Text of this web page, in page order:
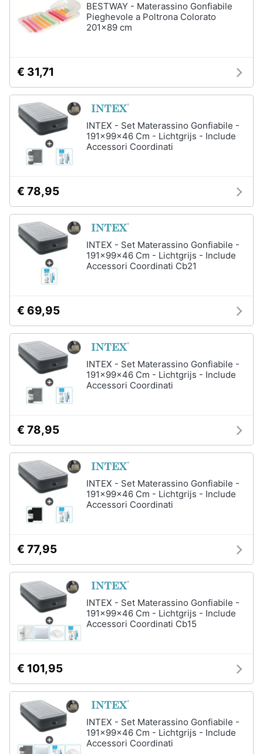
musica
Arredo
Brico
e
Giardinaggio
Salute
igiene
Beauty
Giocattoli
Prima
Fotografia
Casalinghi
Abbigliamento
Animali
Motori
Libri,
dvd
Festività
e
ricorrenze
Promozioni
Servizi
Assistenza
clienti
Esci
Borraccia
Sport
acquatici
Kayak
pesca
Canoa
Vedi
tutti
Scarpe
Pallone
da
calcio
basket
Vedi
tutti
Fitness
palestra
roulant
Cronometro
Tapis
roulant
elettrico
Magnesio
supremo
tutti
Campeggio
Barbecue
Borraccia
BESTWAY - Materassino Gonfiabile
Pieghevole a Poltrona Colorato
201x89 cm
€ 31,71
INTEX - Set Materassino Gonfiabile -
191x99x46 Cm - Lichtgrijs - Include
Accessori Coordinati
€ 78,95
INTEX - Set Materassino Gonfiabile -
191x99x46 Cm - Lichtgrijs - Include
Accessori Coordinati Cb21
€ 69,95
INTEX - Set Materassino Gonfiabile -
191x99x46 Cm - Lichtgrijs - Include
Accessori Coordinati
€ 78,95
INTEX - Set Materassino Gonfiabile -
191x99x46 Cm - Lichtgrijs - Include
Accessori Coordinati
€ 77,95
INTEX - Set Materassino Gonfiabile -
191x99x46 Cm - Lichtgrijs - Include
Accessori Coordinati Cb15
€ 101,95
INTEX - Set Materassino Gonfiabile -
191x99x46 Cm - Lichtgrijs - Include
Accessori Coordinati